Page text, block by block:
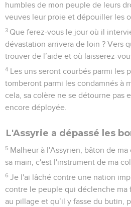
humbles de mon peuple de leurs
veuves leur proie et dépouiller les
3 Que ferez-vous le jour où il
dévastation arrivera de loin ? Vers
trouver de l’aide et où laisserez-
4 Les uns seront courbés parmi les
tomberont parmi les condamnés à
cela, sa colère ne se détourne pas
encore déployée.
L'Assyrie a dépassé les
5 Malheur à l'Assyrien, bâton de
sa main, c'est l'instrument de ma
6 Je l'ai lâché contre une nation
contre le peuple qui déclenche ma
au pillage et qu’il y fasse du butin,